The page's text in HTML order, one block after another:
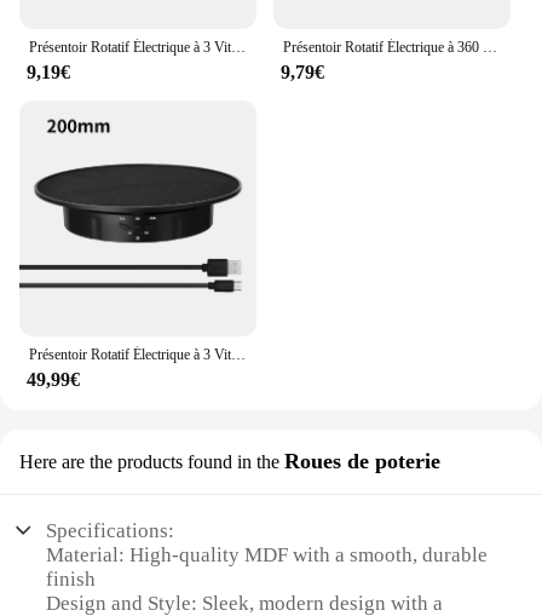
9,19€ 9,79€
Présentoir Rotatif Électrique à 3 Vitesses, Miroir Résistant à 360, Porte-Bijoux Coloré, Batterie pour Photographie, Vidéo, Accessoires de Prise de Vue
49,99€
Here are the products found in the Roues de poterie
Specifications:
Material: High-quality MDF with a smooth, durable
finish
Design and Style: Sleek, modern design with a